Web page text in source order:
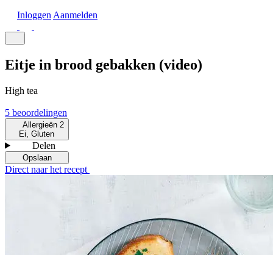
Inloggen Aanmelden
Eitje in brood gebakken (video)
High tea
5 beoordelingen
Allergieën 2
Ei, Gluten
Delen
Opslaan
Direct naar het recept